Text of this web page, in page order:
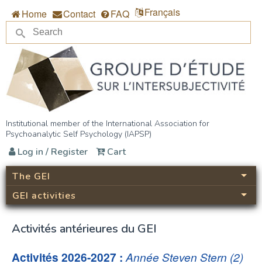
Groupe d’étude sur
l’intersubjectivité (GEI)
Institutional member of the International Association for
Psychoanalytic Self Psychology (IAPSP)
Search form
Home Contact FAQ Français
Log in / Register
Cart
The GEI
GEI activities
Activités antérieures du GEI
Activités 2026-2027 :Année Steven Stern (2)